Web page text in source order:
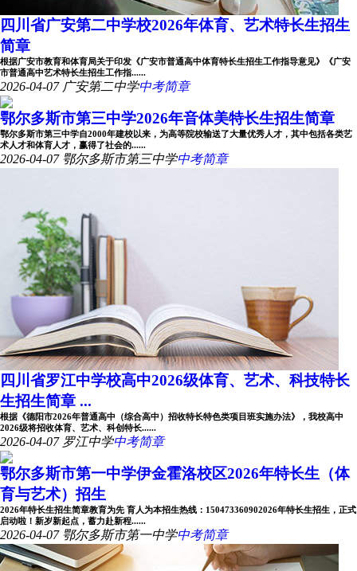
四川省广安第二中学校2026年体育、艺术特长生招生
简章
根据广安市教育和体育局关于印发《广安市普通高中体育特长生招生工作指导意见》《广安
市普通高中艺术特长生招生工作指......
2026-04-07 广安第二中学中考简章
鄂尔多斯市第三中学2026年音体美特长生招生简章
鄂尔多斯市第三中学自2000年建校以来，为高等院校输送了大量优秀人才，其中包括各类艺
术人才和体育人才，赢得了社会的......
2026-04-07 鄂尔多斯市第三中学中考简章
四川省罗江中学校高中2026级体育、艺术、科技特长
生招生简章 ...
根据《德阳市2026年普通高中（综合高中）招收特长特色类项目班实施办法》，我校高中
2026级将招收体育、艺术、科创特长......
2026-04-07 罗江中学中考简章
鄂尔多斯市第一中学伊金霍洛校区2026年特长生（体
育与艺术）招生
2026年特长生招生简章教育为先 育人为本招生热线：150473360902026年特长生招生，正式
启动啦！新岁新起点，蓄力赴新程......
2026-04-07 鄂尔多斯市第一中学中考简章